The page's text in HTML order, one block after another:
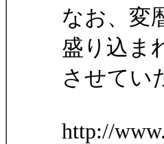
なお、変
盛り込ま
させてい
http://